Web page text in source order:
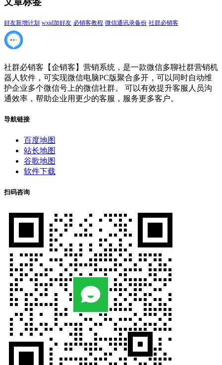
好友新增计划 wxid加好友 必销客教程 微信通讯录备份 社群必销客
社群必销客【企销客】营销系统，是一款微信多聊社群营销机
器人软件，可实现微信电脑PC版聚合多开，可以同时自动维
护企业多个微信号上的微信社群。 可以有效提升客服人员沟
通效率，帮助企业用更少的客服，服务更多客户。
导航链接
百度地图
站长地图
谷歌地图
软件下载
扫码咨询